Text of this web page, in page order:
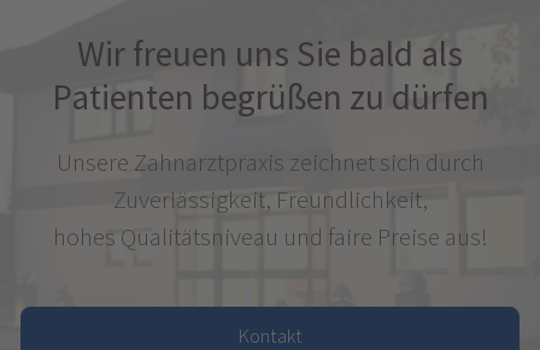
Wir freuen uns Sie bald als
Patienten begrüßen zu dürfen
Unsere Zahnarztpraxis zeichnet sich durch
Zuverlässigkeit, Freundlichkeit,
hohes Qualitätsniveau und faire Preise aus!
Kontakt